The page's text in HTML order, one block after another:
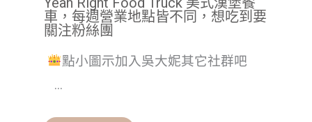
車，每週營業地點皆不同，想吃到要
關注粉絲團
點小圖示加入吳大妮其它社群吧
...